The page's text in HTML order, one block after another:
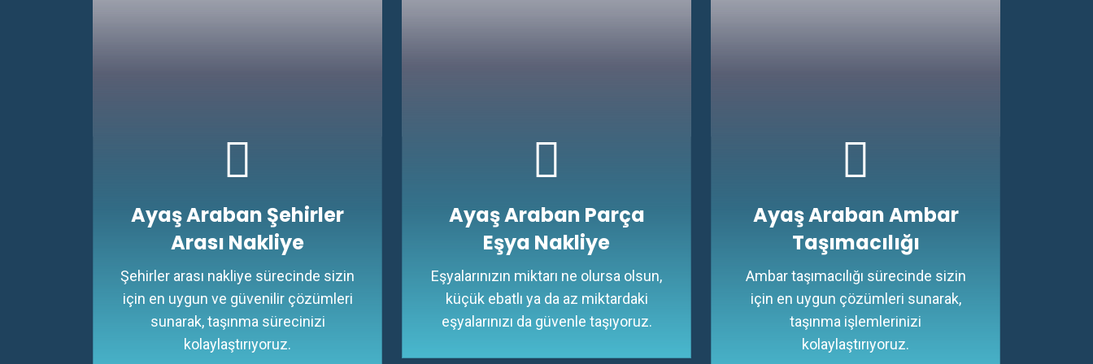
Ayaş Araban Şehirler
Arası Nakliye
Şehirler arası nakliye sürecinde sizin
için en uygun ve güvenilir çözümleri
sunarak, taşınma sürecinizi
kolaylaştırıyoruz.
Ayaş Araban Parça
Eşya Nakliye
Eşyalarınızın miktarı ne olursa olsun,
küçük ebatlı ya da az miktardaki
eşyalarınızı da güvenle taşıyoruz.
Ayaş Araban Ambar
Taşımacılığı
Ambar taşımacılığı sürecinde sizin
için en uygun çözümleri sunarak,
taşınma işlemlerinizi
kolaylaştırıyoruz.